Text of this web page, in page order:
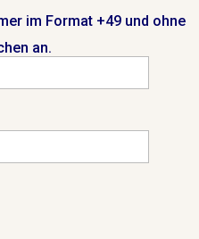
im Format +49 und ohne
an.